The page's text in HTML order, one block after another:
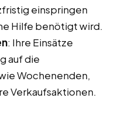
einspringen
Hilfe benötigt wird.
: Ihre Einsätze
auf die
Wochenenden,
Verkaufsaktionen.